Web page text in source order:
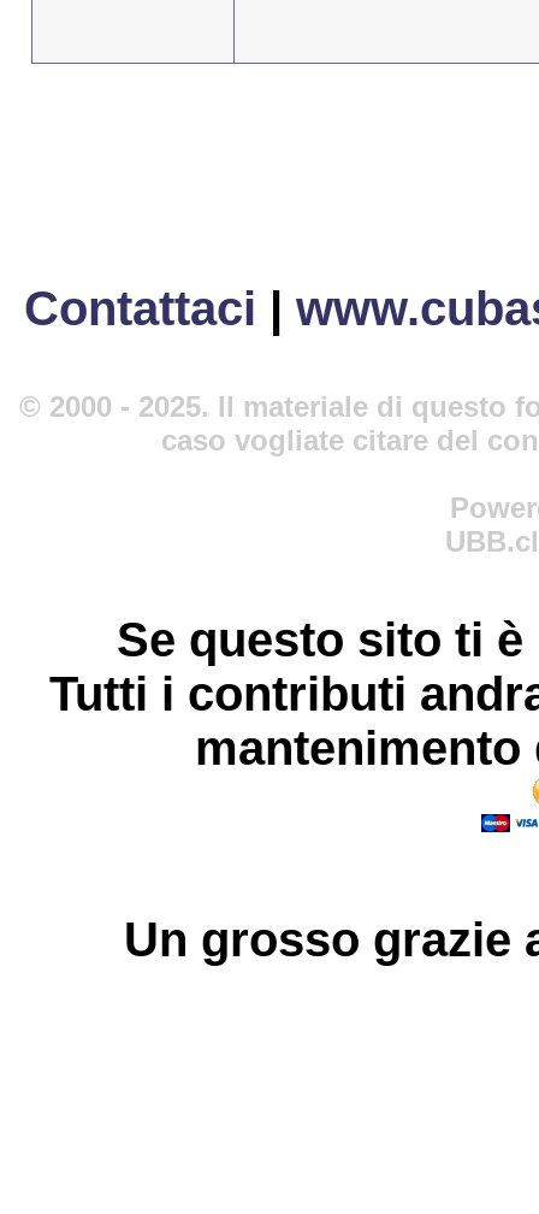
Contattaci |
© 2000 - 2025. Il materiale di questo
caso vogliate citare del
Se questo sito ti
Tutti i contributi
Un grosso grazie